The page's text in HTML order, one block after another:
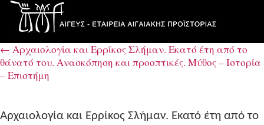
← Αρχαιολογία και Ερρίκος Σλήμαν. Εκατό έτη από το
θάνατό του. Aνασκόπηση και προοπτικές. Μύθος – Ιστορία
– Επιστήμη
Αρχαιολογία και Ερρίκος Σλήμαν. Εκατό έτη από το